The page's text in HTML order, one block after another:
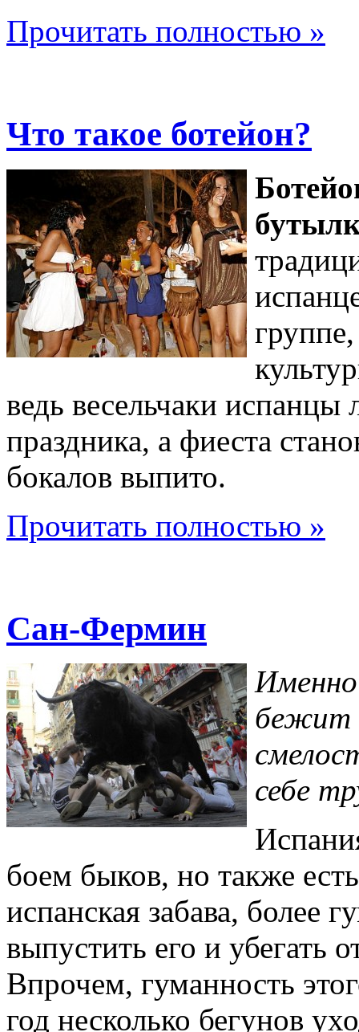
Прочитать полностью »
Что такое ботейон?
ведь весельчаки
праздника, а фиеста
бокалов выпито.
Прочитать полностью »
Сан-Фермин
бежит
себе
боем быков, но также
испанская забава, более
выпустить его и убегать
Впрочем, гуманность
год несколько бегунов